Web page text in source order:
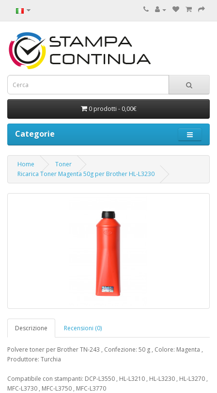
0 prodotti - 0,00€
Categorie
Home
Toner
Ricarica Toner Magenta 50g per Brother HL-L3230
Descrizione Recensioni (0)
Polvere toner per Brother TN-243 , Confezione: 50 g , Colore: Magenta ,
Produttore: Turchia
Compatibile con stampanti: DCP-L3550 , HL-L3210 , HL-L3230 , HL-L3270 ,
MFC-L3730 , MFC-L3750 , MFC-L3770